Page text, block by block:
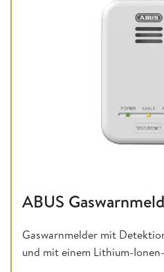
ABUS
Gaswarnmelder mit
und mit einem Lithium-